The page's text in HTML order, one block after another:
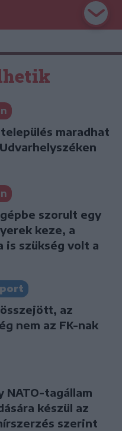
maradhat
szorult egy
keze, a
is szükség volt a
az
nem az FK-nak
NATO-tagállam
készül az
szerint